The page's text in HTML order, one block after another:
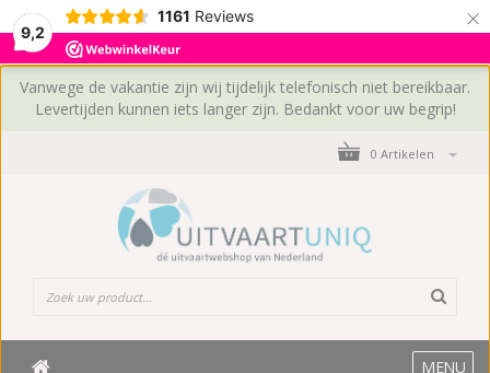
9,2
1161 Reviews ×
Vanwege de vakantie zijn wij tijdelijk telefonisch niet bereikbaar.
Levertijden kunnen iets langer zijn. Bedankt voor uw begrip!
0 Artikelen
MENU